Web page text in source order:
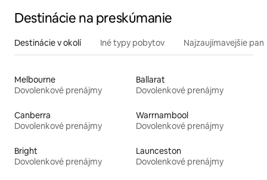
Destinácie na preskúmanie
Destinácie v okolí Iné typy pobytov Najzaujímavejšie
Melbourne
Dovolenkové prenájmy
Ballarat
Dovolenkové prenájmy
Canberra
Dovolenkové prenájmy
Warrnambool
Dovolenkové prenájmy
Bright
Dovolenkové prenájmy
Launceston
Dovolenkové prenájmy